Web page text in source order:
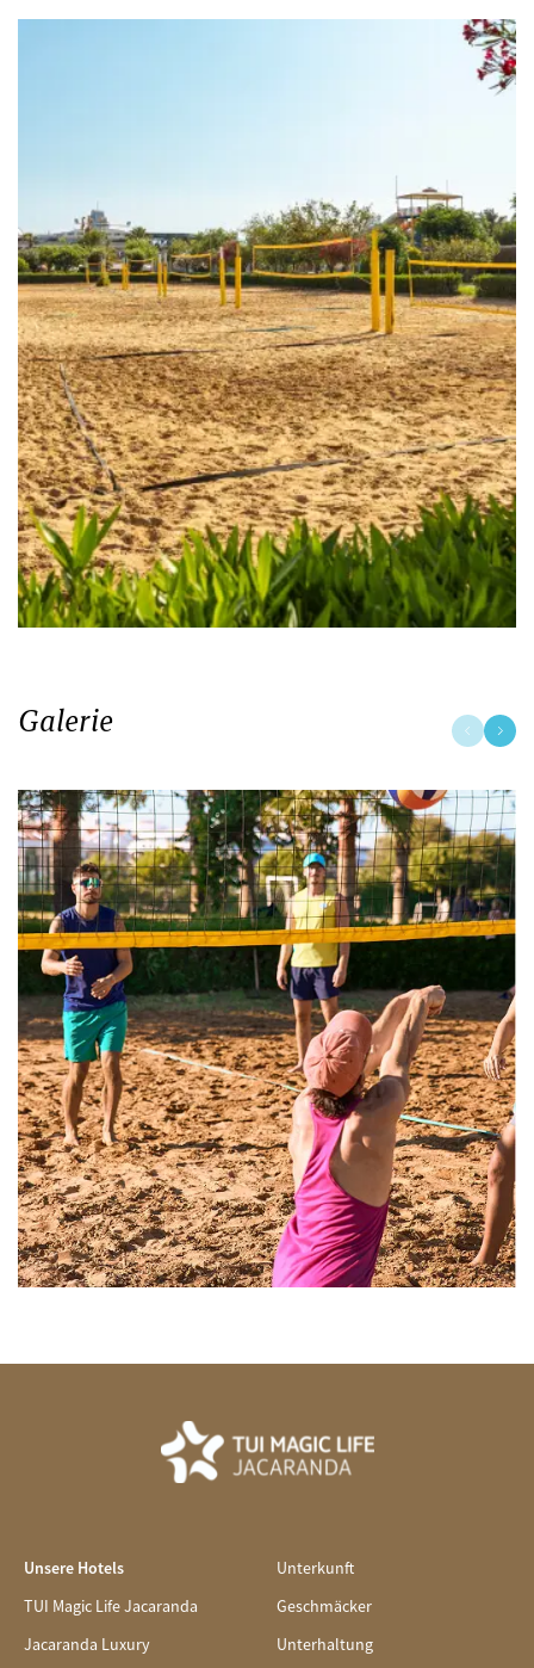
Galerie
Unsere Hotels
TUI Magic Life Jacaranda
Jacaranda Luxury
Unterkunft
Geschmäcker
Unterhaltung